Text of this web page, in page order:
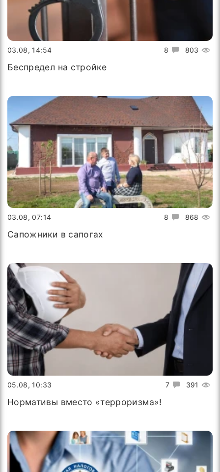
8 803
03.08, 14:54
Беспредел на стройке
8 868
03.08, 07:14
Сапожники в сапогах
7 391
05.08, 10:33
Нормативы вместо «терроризма»!